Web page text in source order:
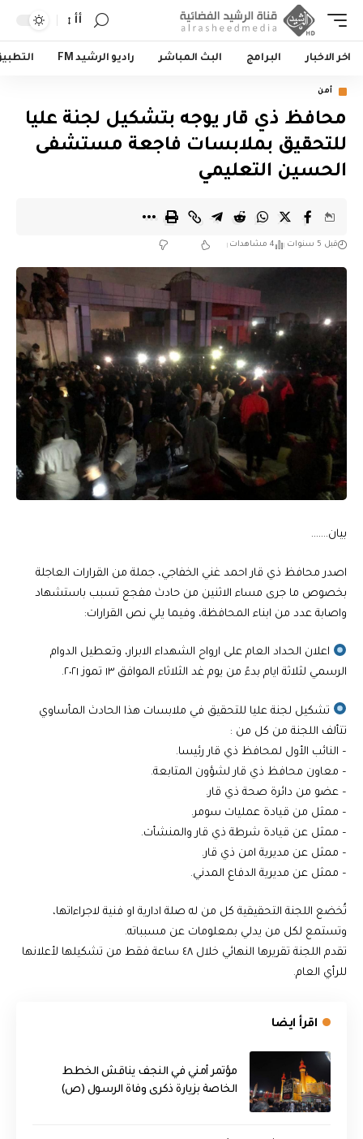
أأ
اخر الاخبار البرامج البث المباشر راديو الرشيد FM
أمن
محافظ ذي قار يوجه بتشكيل لجنة عليا
للتحقيق بملابسات فاجعة مستشفى
الحسين التعليمي
قبل 5 سنوات 4 مشاهدات
بيان…….
اصدر محافظ ذي قار احمد غني الخفاجي، جملة من القرارات العاجلة
بخصوص ما جرى مساء الاثنين من حادث مفجع تسبب باستشهاد
واصابة عدد من ابناء المحافظة، وفيما يلي نص القرارات:
اعلان الحداد العام على ارواح الشهداء الابرار، وتعطيل الدوام
الرسمي لثلاثة ايام بدءً من يوم غد الثلاثاء الموافق ١٣ تموز ٢٠٢١.
تشكيل لجنة عليا للتحقيق في ملابسات هذا الحادث المأساوي
تتألف اللجنة من كل من :
– النائب الأول لمحافظ ذي قار رئيسا.
– معاون محافظ ذي قار لشؤون المتابعة.
– عضو من دائرة صحة ذي قار.
– ممثل من قيادة عمليات سومر.
– ممثل عن قيادة شرطة ذي قار والمنشأت.
– ممثل عن مديرية امن ذي قار.
– ممثل عن مديرية الدفاع المدني.
تُخضع اللجنة التحقيقية كل من له صلة ادارية او فنية لاجراءاتها،
وتستمع لكل من يدلي بمعلومات عن مسبباته.
تقدم اللجنة تقريرها النهائي خلال ٤٨ ساعة فقط من تشكيلها لأعلانها
للرأي العام.
اقرأ ايضا
مؤتمر أمني في النجف يناقش الخطط
الخاصة بزيارة ذكرى وفاة الرسول (ص)